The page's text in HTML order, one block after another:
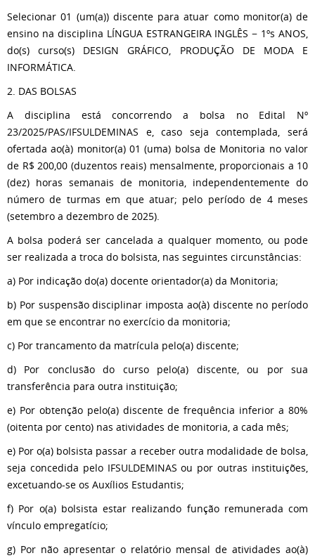
Selecionar 01 (um(a)) discente para atuar como monitor(a) de
ensino na disciplina LÍNGUA ESTRANGEIRA INGLÊS − 1ºs ANOS,
do(s) curso(s) DESIGN GRÁFICO, PRODUÇÃO DE MODA E
INFORMÁTICA.
2. DAS BOLSAS
A disciplina está concorrendo a bolsa no Edital Nº
23/2025/PAS/IFSULDEMINAS e, caso seja contemplada, será
ofertada ao(à) monitor(a) 01 (uma) bolsa de Monitoria no valor
de R$ 200,00 (duzentos reais) mensalmente, proporcionais a 10
(dez) horas semanais de monitoria, independentemente do
número de turmas em que atuar; pelo período de 4 meses
(setembro a dezembro de 2025).
A bolsa poderá ser cancelada a qualquer momento, ou pode
ser realizada a troca do bolsista, nas seguintes circunstâncias:
a) Por indicação do(a) docente orientador(a) da Monitoria;
b) Por suspensão disciplinar imposta ao(à) discente no período
em que se encontrar no exercício da monitoria;
c) Por trancamento da matrícula pelo(a) discente;
d) Por conclusão do curso pelo(a) discente, ou por sua
transferência para outra instituição;
e) Por obtenção pelo(a) discente de frequência inferior a 80%
(oitenta por cento) nas atividades de monitoria, a cada mês;
e) Por o(a) bolsista passar a receber outra modalidade de bolsa,
seja concedida pelo IFSULDEMINAS ou por outras instituições,
excetuando-se os Auxílios Estudantis;
f) Por o(a) bolsista estar realizando função remunerada com
vínculo empregatício;
g) Por não apresentar o relatório mensal de atividades ao(à)